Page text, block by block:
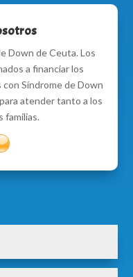
Down de Ceuta. Los
a financiar los
Síndrome de Down
atender tanto a los
familias.